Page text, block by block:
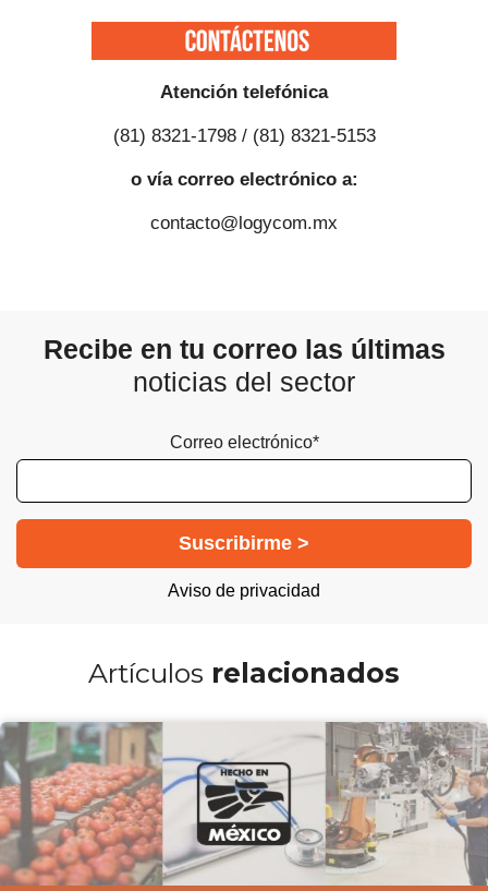
Atención telefónica
(81) 8321-1798 / (81) 8321-5153
o vía correo electrónico a:
contacto@logycom.mx
Recibe en tu correo las últimas
noticias del sector
Correo electrónico*
Aviso de privacidad
Artículos relacionados